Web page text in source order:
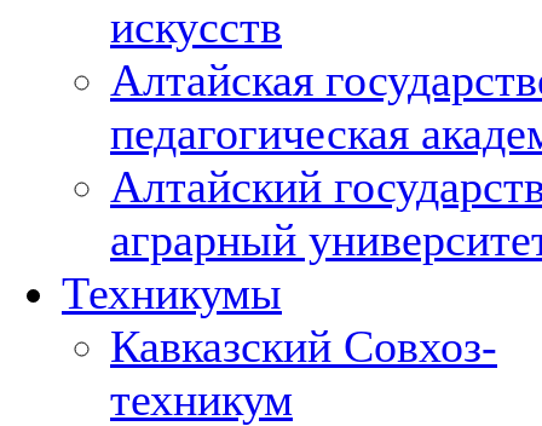
искусств
Алтайская
педагогическая
Алтайский
аграрный
Техникумы
Кавказский Совхоз-
техникум